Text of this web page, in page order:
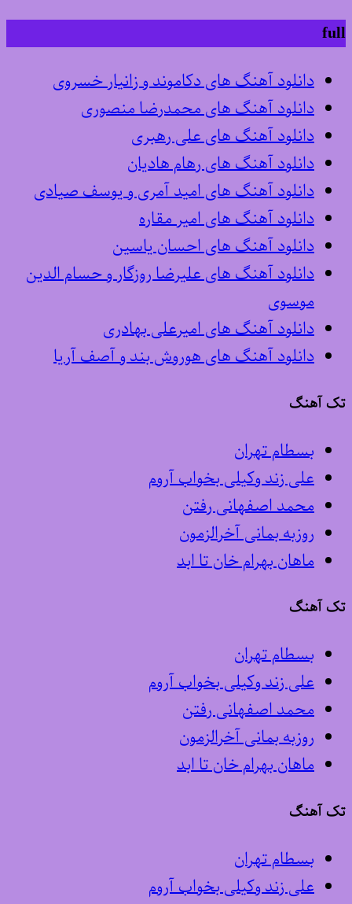
full
دانلود آهنگ های دکاموند و زانیار خسروی
دانلود آهنگ های محمدرضا منصوری
دانلود آهنگ های علی رهبری
دانلود آهنگ های رهام هادیان
دانلود آهنگ های امید آمری و یوسف صیادی
دانلود آهنگ های امیر مقاره
دانلود آهنگ های احسان یاسین
دانلود آهنگ های علیرضا روزگار و حسام الدین
موسوی
دانلود آهنگ های امیرعلی بهادری
دانلود آهنگ های هوروش بند و آصف آریا
تک آهنگ
بسطام تهران
علی زند وکیلی بخواب آروم
محمد اصفهانی رفتن
روزبه بمانی آخرالزمون
ماهان بهرام خان تا ابد
تک آهنگ
بسطام تهران
علی زند وکیلی بخواب آروم
محمد اصفهانی رفتن
روزبه بمانی آخرالزمون
ماهان بهرام خان تا ابد
تک آهنگ
بسطام تهران
علی زند وکیلی بخواب آروم